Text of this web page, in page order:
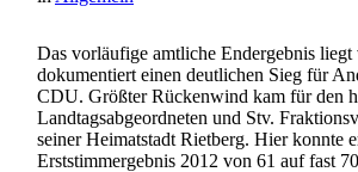
Das vorläufige amtliche Endergebnis liegt
dokumentiert einen deutlichen Sieg für
CDU. Größter Rückenwind kam für den
Landtagsabgeordneten und Stv.
seiner Heimatstadt Rietberg. Hier konnte
Erststimmergebnis 2012 von 61 auf fast